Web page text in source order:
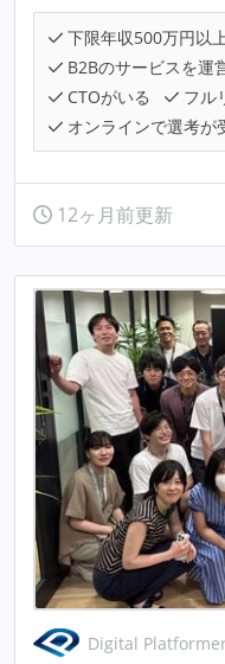
下限年収500万円以
B2Bのサービスを運
CTOがいる
フル
オンラインで選考が
12ヶ月前更新
Digital